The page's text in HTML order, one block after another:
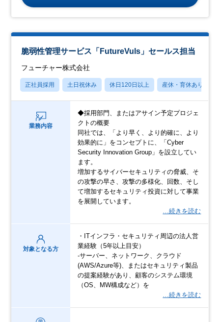
脆弱性管理サービス「FutureVuls」セールス担当
フューチャー株式会社
正社員採用 土日祝休み 休日120日以上 産休・育休あり
業務内容
◆採用部門、またはアサイン予定プロジェ
クトの概要
同社では、「より早く、より的確に、より
効果的に」をコンセプトに、「Cyber
Security Innovation Group」を設立してい
ます。
増加するサイバーセキュリティの脅威、そ
の攻撃の早さ、攻撃の多様化、回数、そし
て増加するセキュリティ投資に対して事業
を展開しています。
…続きを読む
対象となる方
・ITインフラ・セキュリティ周辺の法人営
業経験（5年以上目安）
-サーバー、ネットワーク、クラウド
(AWS/Azure等)、またはセキュリティ製品
の提案経験があり、顧客のシステム環境
（OS、MW構成など）を
…続きを読む